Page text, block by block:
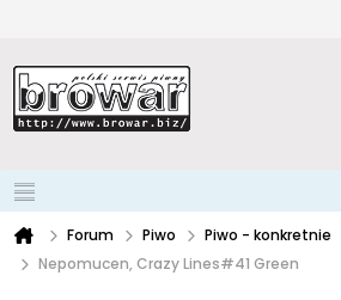
Forum Piwo
Piwo - konkretnie
Nepomucen, Crazy Lines#41 Green